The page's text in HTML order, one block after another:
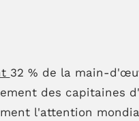
32 % de la main-
des capitaines
l'attention